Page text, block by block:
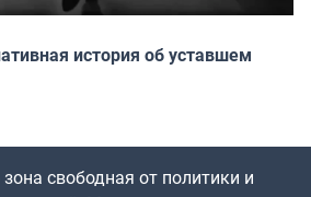
история об уставшем
свободная от политики и